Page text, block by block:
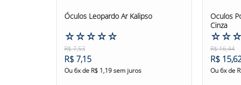
Óculos Leopardo Ar Kalipso
☆☆☆☆☆
R$7,53
R$ 7,15
Ou6x de R$ 1,19sem juros
Oculos
Cinza
☆☆☆
R$16,44
R$ 15,
Ou6x de